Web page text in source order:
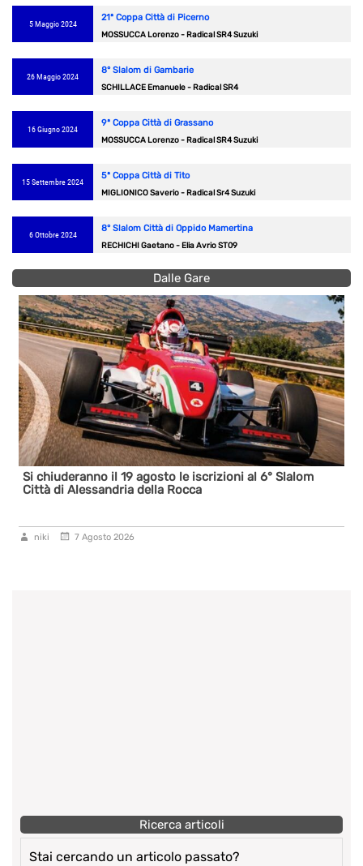
5 Maggio 2024
21ª Coppa Città di Picerno
MOSSUCCA Lorenzo - Radical SR4 Suzuki
26 Maggio 2024
8° Slalom di Gambarie
SCHILLACE Emanuele - Radical SR4
16 Giugno 2024
9ª Coppa Città di Grassano
MOSSUCCA Lorenzo - Radical SR4 Suzuki
15 Settembre 2024
5ª Coppa Città di Tito
MIGLIONICO Saverio - Radical Sr4 Suzuki
6 Ottobre 2024
8° Slalom Città di Oppido Mamertina
RECHICHI Gaetano - Elia Avrio ST09
Dalle Gare
Si chiuderanno il 19 agosto le iscrizioni al 6° Slalom
Città di Alessandria della Rocca
niki 7 Agosto 2026
Ricerca articoli
Stai cercando un articolo passato?